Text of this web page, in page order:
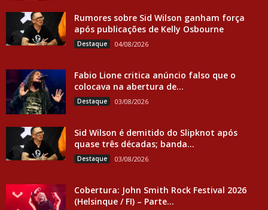
Rumores sobre Sid Wilson ganham força
após publicações de Kelly Osbourne
Destaque 04/08/2026
Fabio Lione critica anúncio falso que o
colocava na abertura de...
Destaque 03/08/2026
Sid Wilson é demitido do Slipknot após
quase três décadas; banda...
Destaque 03/08/2026
Cobertura: John Smith Rock Festival 2026
(Helsinque / FI) – Parte...